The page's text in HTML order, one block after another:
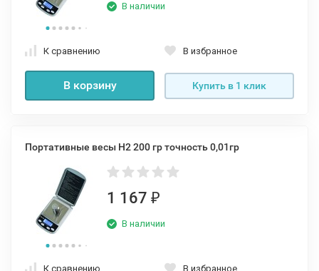
В наличии
К сравнению В избранное
В корзину Купить в 1 клик
Портативные весы H2 200 гр точность 0,01гр
1 167 ₽
В наличии
К сравнению В избранное